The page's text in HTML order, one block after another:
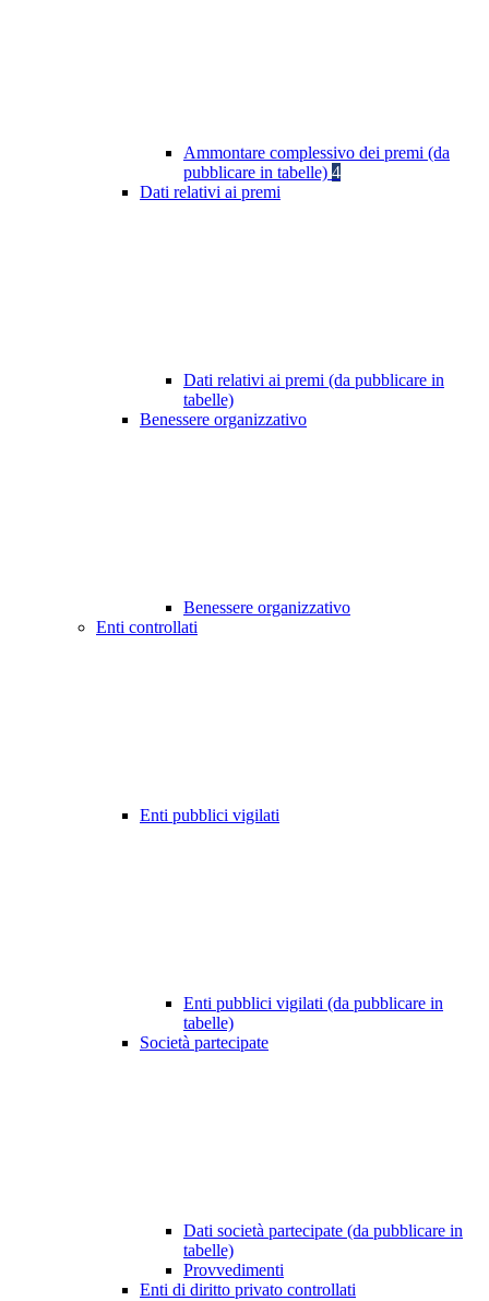
Ammontare complessivo dei premi (da
pubblicare in tabelle) 4
Dati relativi ai premi
Dati relativi ai premi (da pubblicare in
tabelle)
Benessere organizzativo
Benessere organizzativo
Enti controllati
Enti pubblici vigilati
Enti pubblici vigilati (da pubblicare in
tabelle)
Società partecipate
Dati società partecipate (da pubblicare in
tabelle)
Provvedimenti
Enti di diritto privato controllati